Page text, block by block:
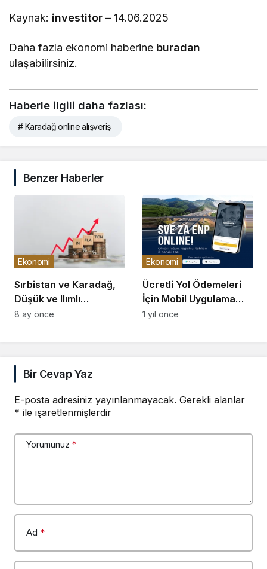
Kaynak: investitor – 14.06.2025
Daha fazla ekonomi haberine buradan
ulaşabilirsiniz.
Haberle ilgili daha fazlası:
# Karadağ online alışveriş
Benzer Haberler
Sırbistan ve Karadağ,
Düşük ve Ilımlı
Enflasyona Sahip
Ekonomi
8 ay önce
Ücretli Yol Ödemeleri
İçin Mobil Uygulama
Kullanıma Açıldı
Ekonomi
1 yıl önce
Bir Cevap Yaz
E-posta adresiniz yayınlanmayacak. Gerekli alanlar
* ile işaretlenmişlerdir
Yorumunuz *
Ad *